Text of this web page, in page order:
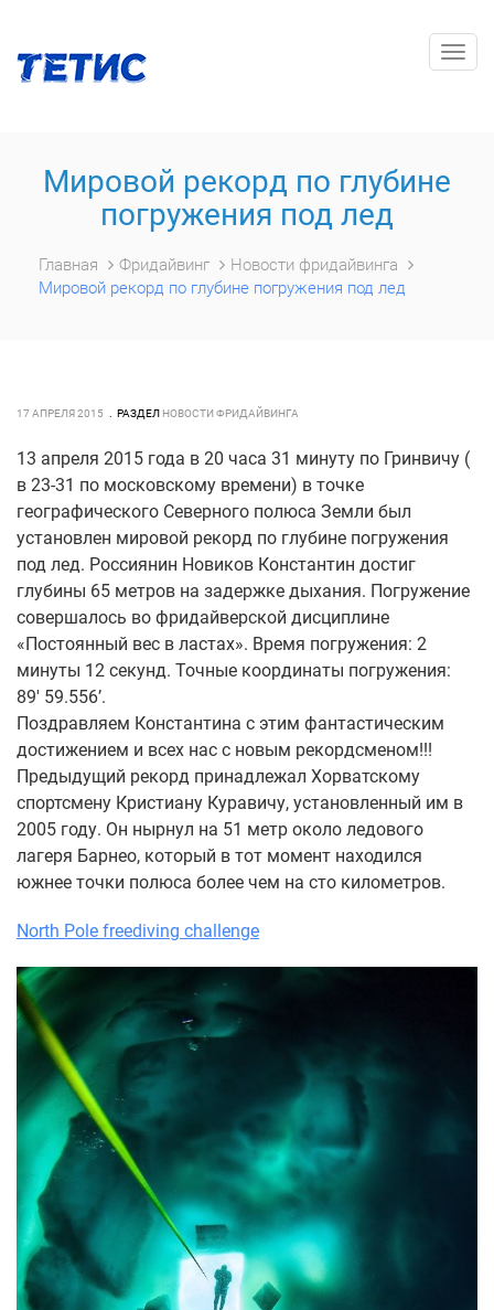
Мировой рекорд по глубине
погружения под лед
Главная Фридайвинг
Новости фридайвинга
Мировой рекорд по глубине погружения под лед
17 АПРЕЛЯ 2015 РАЗДЕЛ НОВОСТИ ФРИДАЙВИНГА
13 апреля 2015 года в 20 часа 31 минуту по Гринвичу (
в 23-31 по московскому времени) в точке
географического Северного полюса Земли был
установлен мировой рекорд по глубине погружения
под лед. Россиянин Новиков Константин достиг
глубины 65 метров на задержке дыхания. Погружение
совершалось во фридайверской дисциплине
«Постоянный вес в ластах». Время погружения: 2
минуты 12 секунд. Точные координаты погружения:
89' 59.556’.
Поздравляем Константина с этим фантастическим
достижением и всех нас с новым рекордсменом!!!
Предыдущий рекорд принадлежал Хорватскому
спортсмену Кристиану Куравичу, установленный им в
2005 году. Он нырнул на 51 метр около ледового
лагеря Барнео, который в тот момент находился
южнее точки полюса более чем на сто километров.
North Pole freediving challenge